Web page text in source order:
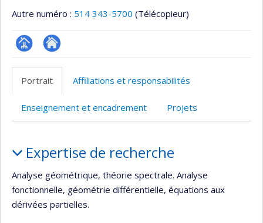
Autre numéro : 514 343-5700 (Télécopieur)
Page Autre
Portrait Affiliations et responsabilités
Enseignement et encadrement Projets
Expertise de recherche
Analyse géométrique, théorie spectrale. Analyse
fonctionnelle, géométrie différentielle, équations aux
dérivées partielles.